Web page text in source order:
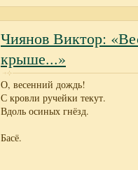
Чиянов Виктор:
крыше...»
О, весенний дождь!
С кровли ручейки текут.
Вдоль осиных гнёзд.
Басё.